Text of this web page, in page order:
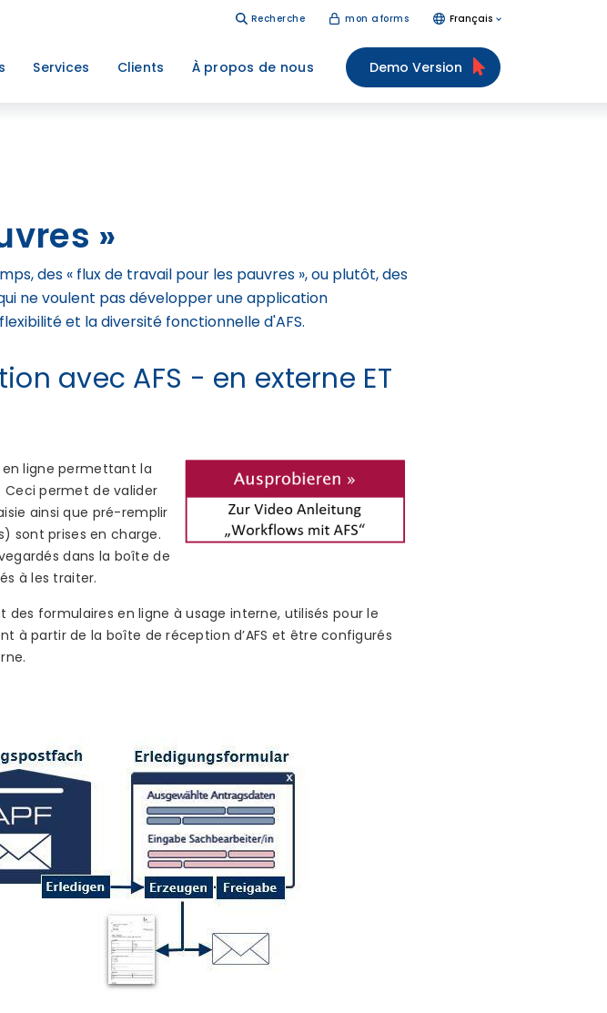
Recherche mon aforms Français
Services Clients À propos de nous Demo Version
»
des « flux de travail pour les pauvres », ou plutôt, des
ne voulent pas développer une application
et la diversité fonctionnelle d'AFS.
avec AFS - en externe ET
ligne permettant la
permet de valider
ainsi que pré-remplir
sont prises en charge.
dans la boîte de
à les traiter.
formulaires en ligne à usage interne, utilisés pour le
à partir de la boîte de réception d’AFS et être configurés